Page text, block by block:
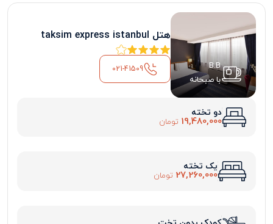
B.B
با صبحانه
هتل taksim express istanbul
021-41509
دو تخته
19,480,000 تومان
یک تخته
27,260,000 تومان